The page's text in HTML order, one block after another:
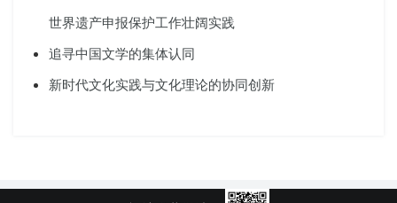
世界遗产申报保护工作壮阔实践
追寻中国文学的集体认同
新时代文化实践与文化理论的协同创新